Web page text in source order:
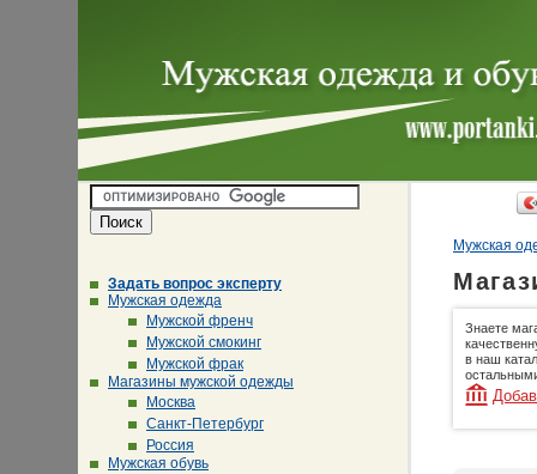
Задать вопрос эксперту
Мужская одежда
Мужской френч
Мужской смокинг
Мужской фрак
Магазины мужской одежды
Москва
Санкт-Петербург
Россия
Мужская обувь
Мужская
Знаете
в наш